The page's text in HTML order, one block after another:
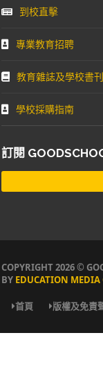
到校直擊
專業教育招聘
教育雜誌及學校書刊
學校採購指南
訂閱
COPYRIGHT 2026 ©
BY EDUCATION MEDIA
首頁 版權及免責